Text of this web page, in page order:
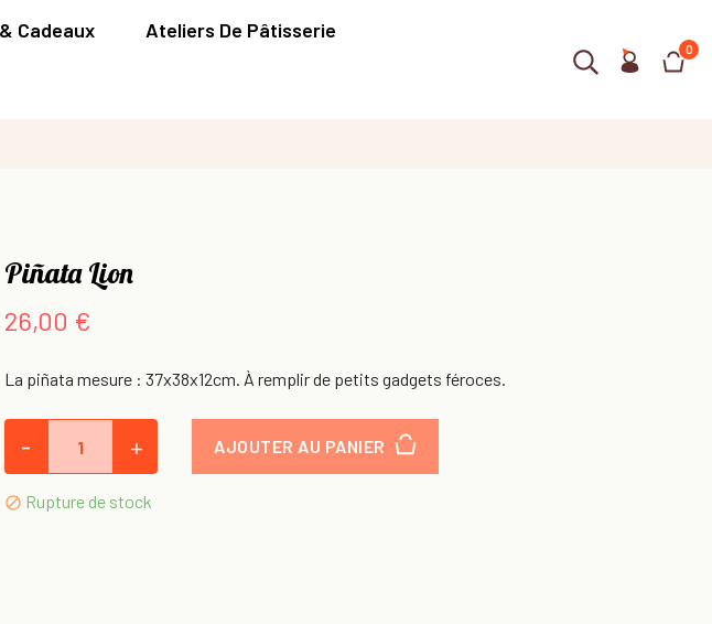
Cadeaux Ateliers De Pâtisserie
0
Piñata Lion
26,00 €
La piñata mesure : 37x38x12cm. À remplir de petits gadgets féroces.
- + AJOUTER AU PANIER
 Rupture de stock